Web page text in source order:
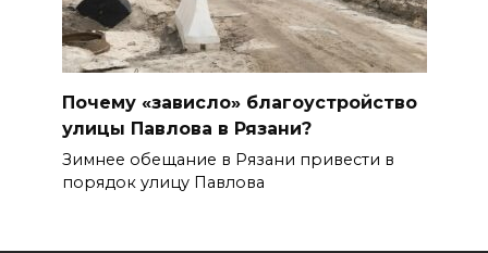
Почему «зависло» благоустройство
улицы Павлова в Рязани?
Зимнее обещание в Рязани привести в
порядок улицу Павлова